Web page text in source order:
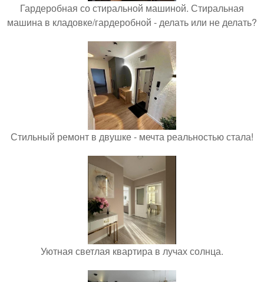
Гардеробная со стиральной машиной. Стиральная
машина в кладовке/гардеробной - делать или не делать?
Стильный ремонт в двушке - мечта реальностью стала!
Уютная светлая квартира в лучах солнца.